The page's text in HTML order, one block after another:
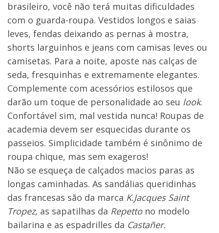
brasileiro, você não terá muitas dificuldades
com o guarda-roupa. Vestidos longos e saias
leves, fendas deixando as pernas à mostra,
shorts larguinhos e jeans com camisas leves ou
camisetas. Para a noite, aposte nas calças de
seda, fresquinhas e extremamente elegantes.
Complemente com acessórios estilosos que
darão um toque de personalidade ao seu look.
Confortável sim, mal vestida nunca! Roupas de
academia devem ser esquecidas durante os
passeios. Simplicidade também é sinônimo de
roupa chique, mas sem exageros!
Não se esqueça de calçados macios paras as
longas caminhadas. As sandálias queridinhas
das francesas são da marca K.Jacques Saint
Tropez, as sapatilhas da Repetto no modelo
bailarina e as espadrilles da Castañer.